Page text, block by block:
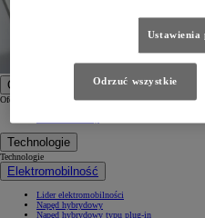
Oferty specjalne i Finansowanie
Oferty specjalne i Finansowanie
Technologie
Technologie
Elektromobilność
Lider elektromobilności
Napęd hybrydowy
Napęd hybrydowy typu plug-in
Ustawienia
Odrzuć wszystkie